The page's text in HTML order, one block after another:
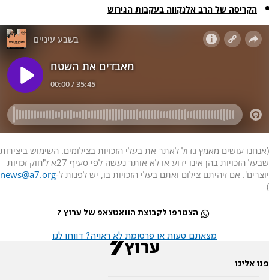
הקריסה של הרב אלנקווה בעקבות הגירוש
(אנחנו עושים מאמץ גדול לאתר את בעלי הזכויות בצילומים. השימוש ביצירות
שבעל הזכויות בהן אינו ידוע או לא אותר נעשה לפי סעיף 27א ל'חוק זכויות
יוצרים'. אם זיהיתם צילום ואתם בעלי הזכויות בו, יש לפנות ל-news@a7.org
)
הצטרפו לקבוצת הוואטצאפ של ערוץ 7
מצאתם טעות או פרסומת לא ראויה? דווחו לנו
פנו אלינו